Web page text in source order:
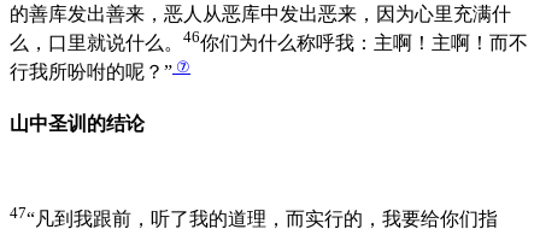
的善库发出善来，恶人从恶库中发出恶来，因为心里充满什
么，口里就说什么。 46你们为什么称呼我：主啊！主啊！而不
行我所吩咐的呢？” ⑦
山中圣训的结论
47“凡到我跟前，听了我的道理，而实行的，我要给你们指